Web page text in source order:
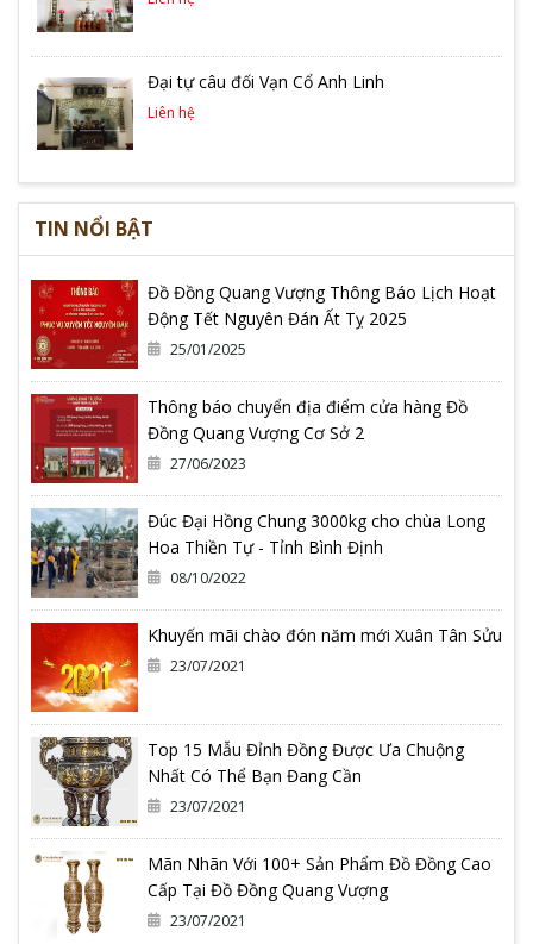
Đại tự câu đối Vạn Cổ Anh Linh
Liên hệ
TIN NỔI BẬT
Đồ Đồng Quang Vượng Thông Báo Lịch Hoạt
Động Tết Nguyên Đán Ất Tỵ 2025
25/01/2025
Thông báo chuyển địa điểm cửa hàng Đồ
Đồng Quang Vượng Cơ Sở 2
27/06/2023
Đúc Đại Hồng Chung 3000kg cho chùa Long
Hoa Thiền Tự - Tỉnh Bình Định
08/10/2022
Khuyến mãi chào đón năm mới Xuân Tân Sửu
23/07/2021
Top 15 Mẫu Đỉnh Đồng Được Ưa Chuộng
Nhất Có Thể Bạn Đang Cần
23/07/2021
Mãn Nhãn Với 100+ Sản Phẩm Đồ Đồng Cao
Cấp Tại Đồ Đồng Quang Vượng
23/07/2021